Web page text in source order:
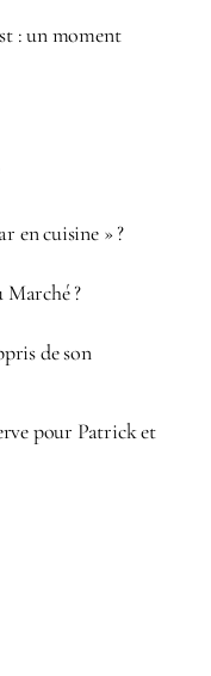
: un moment
en cuisine » ?
Marché ?
de son
pour Patrick et